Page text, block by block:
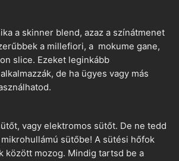
a skinner blend, azaz a színátmenet
a millefiori, a mokume gane,
slice. Ezeket leginkább
de ha ügyes vagy más
vagy elektromos sütőt. De ne tedd
sütőbe! A sütési hőfok
között mozog. Mindig tartsd be a